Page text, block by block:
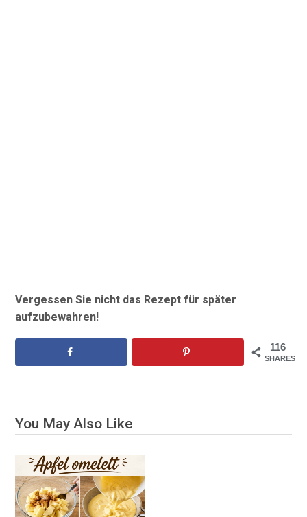
Vergessen Sie nicht das Rezept für später
aufzubewahren!
116
SHARES
You May Also Like